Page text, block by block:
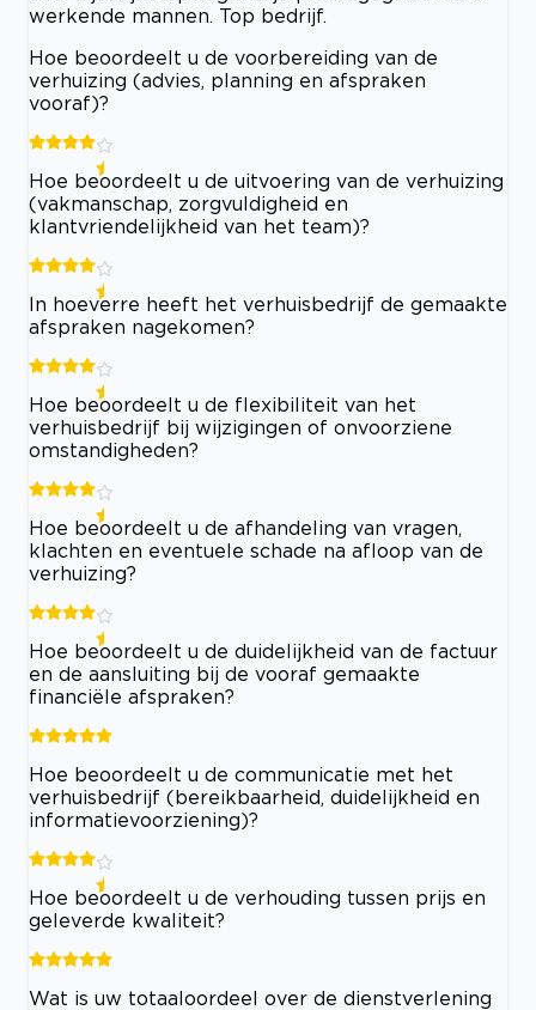
werkende mannen. Top bedrijf.
Hoe beoordeelt u de voorbereiding van de
verhuizing (advies, planning en afspraken
vooraf)?
Hoe beoordeelt u de uitvoering van de verhuizing
(vakmanschap, zorgvuldigheid en
klantvriendelijkheid van het team)?
In hoeverre heeft het verhuisbedrijf de gemaakte
afspraken nagekomen?
Hoe beoordeelt u de flexibiliteit van het
verhuisbedrijf bij wijzigingen of onvoorziene
omstandigheden?
Hoe beoordeelt u de afhandeling van vragen,
klachten en eventuele schade na afloop van de
verhuizing?
Hoe beoordeelt u de duidelijkheid van de factuur
en de aansluiting bij de vooraf gemaakte
financiële afspraken?
Hoe beoordeelt u de communicatie met het
verhuisbedrijf (bereikbaarheid, duidelijkheid en
informatievoorziening)?
Hoe beoordeelt u de verhouding tussen prijs en
geleverde kwaliteit?
Wat is uw totaaloordeel over de dienstverlening